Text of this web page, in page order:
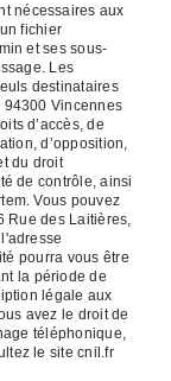
nécessaires aux
fichier
et ses sous-
Les
destinataires
94300 Vincennes
d’accès, de
d’opposition,
du droit
de contrôle, ainsi
Vous pouvez
Rue des Laitières,
pourra vous être
la période de
légale aux
avez le droit de
téléphonique,
le site cnil.fr